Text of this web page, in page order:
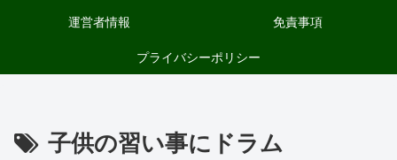
運営者情報
免責事項
プライバシーポリシー
子供の習い事にドラム